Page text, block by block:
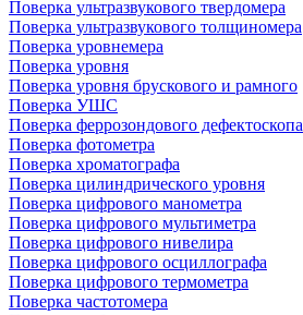
Поверка ультразвукового твердомера
Поверка ультразвукового толщиномера
Поверка уровнемера
Поверка уровня
Поверка уровня брускового и рамного
Поверка УШС
Поверка феррозондового дефектоскопа
Поверка фотометра
Поверка хроматографа
Поверка цилиндрического уровня
Поверка цифрового манометра
Поверка цифрового мультиметра
Поверка цифрового нивелира
Поверка цифрового осциллографа
Поверка цифрового термометра
Поверка частотомера